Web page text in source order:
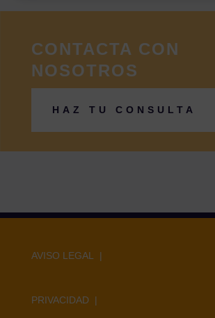
CONTACTA CON
NOSOTROS
HAZ TU CONSULTA
AVISO LEGAL |
PRIVACIDAD |